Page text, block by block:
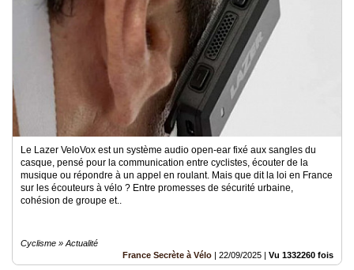
Le Lazer VeloVox est un système audio open-ear fixé aux sangles du
casque, pensé pour la communication entre cyclistes, écouter de la
musique ou répondre à un appel en roulant. Mais que dit la loi en France
sur les écouteurs à vélo ? Entre promesses de sécurité urbaine,
cohésion de groupe et..
Cyclisme » Actualité
France Secrète à Vélo | 22/09/2025 | Vu 1332260 fois